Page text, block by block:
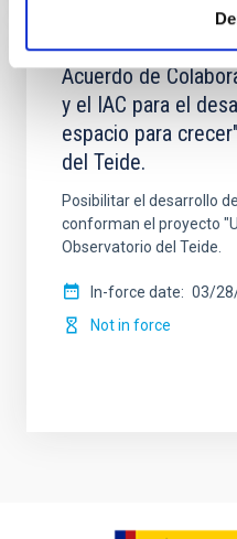
Acuerdo de
y el IAC para el
espacio para
del Teide.
Posibilitar el desarrollo
conforman el proyecto
Observatorio del Teide.
In-force date 03/
Not in force